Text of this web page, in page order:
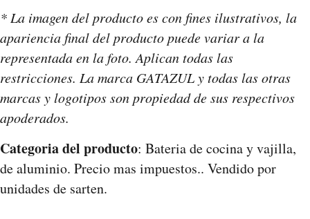
* La imagen del producto es con fines ilustrativos, la
apariencia final del producto puede variar a la
representada en la foto. Aplican todas las
restricciones. La marca GATAZUL y todas las otras
marcas y logotipos son propiedad de sus respectivos
apoderados.
Categoria del producto: Bateria de cocina y vajilla,
de aluminio. Precio mas impuestos.. Vendido por
unidades de sarten.